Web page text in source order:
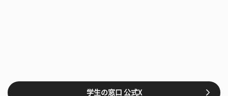
学生の窓口 公式X